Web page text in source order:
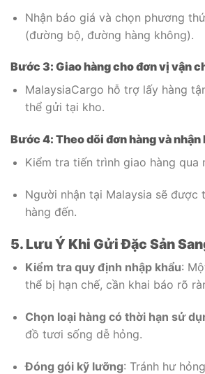
Nhận báo giá và chọn phương
(đường bộ, đường hàng không).
Bước 3: Giao hàng cho đơn vị vận
MalaysiaCargo hỗ trợ lấy hàng
thể gửi tại kho.
Bước 4: Theo dõi đơn hàng và
Kiểm tra tiến trình giao hàng qua
Người nhận tại Malaysia sẽ được
hàng đến.
5. Lưu Ý Khi Gửi Đặc Sản
Kiểm tra quy định nhập khẩu:
thể bị hạn chế, cần khai báo rõ
Chọn loại hàng có thời hạn sử
đồ tươi sống dễ hỏng.
Đóng gói kỹ lưỡng: Tránh hư